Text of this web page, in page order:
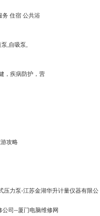
务 住宿 公共浴
,自吸泵,
，疾病防护，营
攻略
压力泵-江苏金湖华升计量仪器有限公
司--厦门电脑维修网